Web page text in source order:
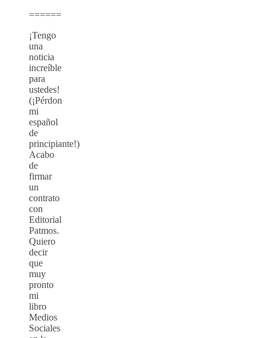
======
¡Tengo
una
noticia
increíble
para
ustedes!
(¡Pérdon
mi
español
de
principiante!)
Acabo
de
firmar
un
contrato
con
Editorial
Patmos.
Quiero
decir
que
muy
pronto
mi
libro
Medios
Sociales